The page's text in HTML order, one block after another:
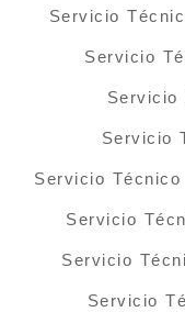
Servicio
Servicio
Servicio
Servicio
Servicio
Servicio
Servicio